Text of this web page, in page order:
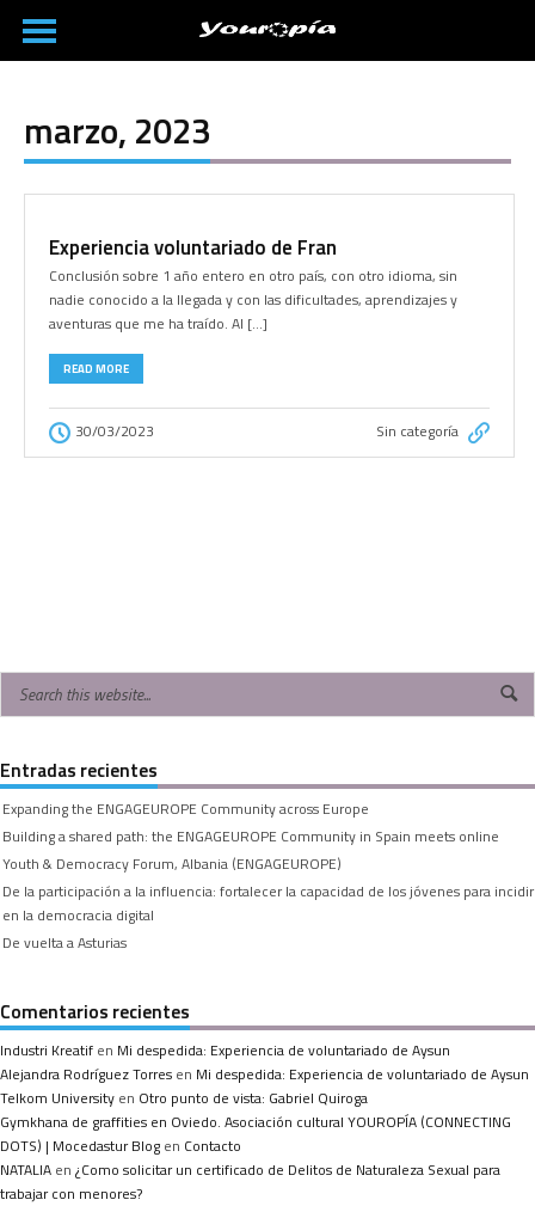
marzo, 2023
Experiencia voluntariado de Fran
Conclusión sobre 1 año entero en otro país, con otro idioma, sin
nadie conocido a la llegada y con las dificultades, aprendizajes y
aventuras que me ha traído. Al […]
READ MORE
30/03/2023 Sin categoría
Entradas recientes
Expanding the ENGAGEUROPE Community across Europe
Building a shared path: the ENGAGEUROPE Community in Spain meets online
Youth & Democracy Forum, Albania (ENGAGEUROPE)
De la participación a la influencia: fortalecer la capacidad de los jóvenes para incidir
en la democracia digital
De vuelta a Asturias
Comentarios recientes
Industri Kreatif en Mi despedida: Experiencia de voluntariado de Aysun
Alejandra Rodríguez Torres en Mi despedida: Experiencia de voluntariado de Aysun
Telkom University en Otro punto de vista: Gabriel Quiroga
Gymkhana de graffities en Oviedo. Asociación cultural YOUROPÍA (CONNECTING
DOTS) | Mocedastur Blog en Contacto
NATALIA en ¿Como solicitar un certificado de Delitos de Naturaleza Sexual para
trabajar con menores?